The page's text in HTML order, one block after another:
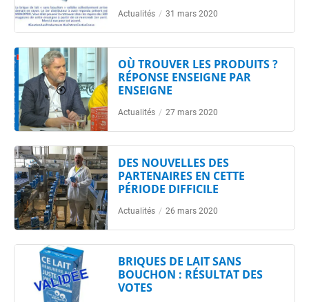
Actualités / 31 mars 2020
OÙ TROUVER LES PRODUITS ?
RÉPONSE ENSEIGNE PAR
ENSEIGNE
Actualités / 27 mars 2020
DES NOUVELLES DES
PARTENAIRES EN CETTE
PÉRIODE DIFFICILE
Actualités / 26 mars 2020
BRIQUES DE LAIT SANS
BOUCHON : RÉSULTAT DES
VOTES